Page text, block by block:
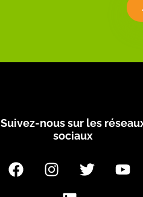
Suivez-nous sur les
sociaux